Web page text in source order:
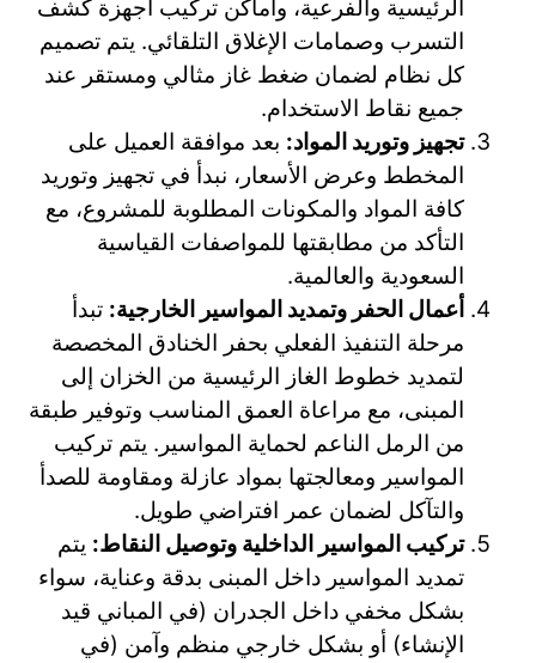
الرئيسية والفرعية، وأماكن تركيب أجهزة كشف
التسرب وصمامات الإغلاق التلقائي. يتم تصميم
كل نظام لضمان ضغط غاز مثالي ومستقر عند
جميع نقاط الاستخدام.
تجهيز وتوريد المواد: بعد موافقة العميل على
المخطط وعرض الأسعار، نبدأ في تجهيز وتوريد
كافة المواد والمكونات المطلوبة للمشروع، مع
التأكد من مطابقتها للمواصفات القياسية
السعودية والعالمية.
أعمال الحفر وتمديد المواسير الخارجية: تبدأ
مرحلة التنفيذ الفعلي بحفر الخنادق المخصصة
لتمديد خطوط الغاز الرئيسية من الخزان إلى
المبنى، مع مراعاة العمق المناسب وتوفير طبقة
من الرمل الناعم لحماية المواسير. يتم تركيب
المواسير ومعالجتها بمواد عازلة ومقاومة للصدأ
والتآكل لضمان عمر افتراضي طويل.
تركيب المواسير الداخلية وتوصيل النقاط: يتم
تمديد المواسير داخل المبنى بدقة وعناية، سواء
بشكل مخفي داخل الجدران (في المباني قيد
الإنشاء) أو بشكل خارجي منظم وآمن (في